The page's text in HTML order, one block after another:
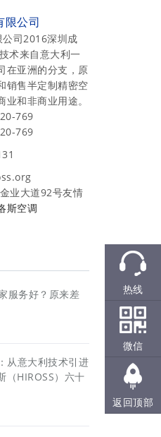
限公司
司2016深圳成
术来自意大利一
在亚洲的分支，原
销售半定制精密空
和非商业用途。
769
769
业大道92号友情
斯空调
服务好？原来差
从意大利技术引进
（HIROSS）六十
热线
微信
返回顶部